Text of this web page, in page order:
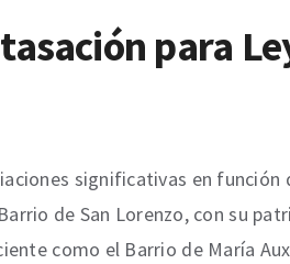
para
significativas en
de San Lorenzo, con su
como el Barrio de María